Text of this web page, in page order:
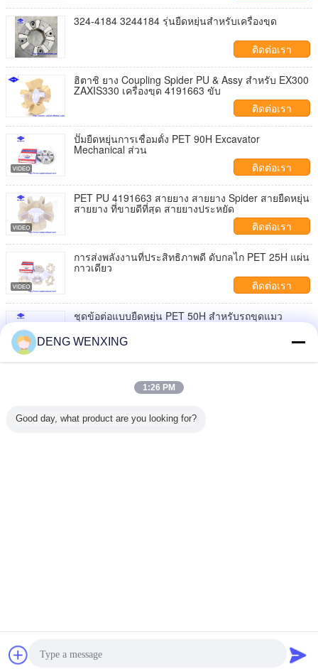
324-4184 3244184 รุ่นยืดหยุ่นสําหรับเครื่องขุด
ติดต่อเรา
ฮิตาชิ ยาง Coupling Spider PU & Assy สําหรับ EX300
ZAXIS330 เครื่องขุด 4191663 ขับ
ติดต่อเรา
ปั๊มยืดหยุ่นการเชื่อมตั้ง PET 90H Excavator
Mechanical ส่วน
ติดต่อเรา
PET PU 4191663 สายยาง สายยาง Spider สายยืดหยุ่น
สายยาง ที่ขายดีที่สุด สายยางประหยัด
ติดต่อเรา
การส่งพลังงานที่ประสิทธิภาพดี ดับกลไก PET 25H แผ่น
กาวเดียว
ติดต่อเรา
ชุดข้อต่อแบบยืดหยุ่น PET 50H สำหรับรถขุดแมว
พลาสติก PVC 50H สำหรับรถขุด CAT
การพูดคุย
DENG WENXING
1:26 PM
Good day, what product are you looking for?